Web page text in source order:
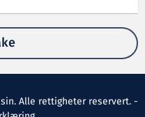
Alle rettigheter reservert. -